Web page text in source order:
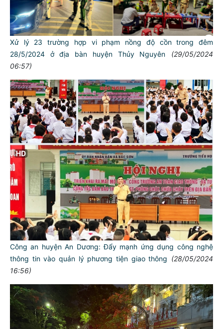
Xử lý 23 trường hợp vi phạm nồng độ cồn trong đêm
28/5/2024 ở địa bàn huyện Thủy Nguyên
(29/05/2024
06:57)
Công an huyện An Dương: Đẩy mạnh ứng dụng công nghệ
thông tin vào quản lý phương tiện giao thông (28/05/2024
16:56)